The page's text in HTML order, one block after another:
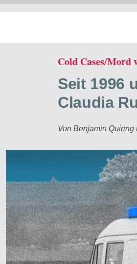
Cold Cases/
Seit 1996
Claudia
Von Benjamin Quiring